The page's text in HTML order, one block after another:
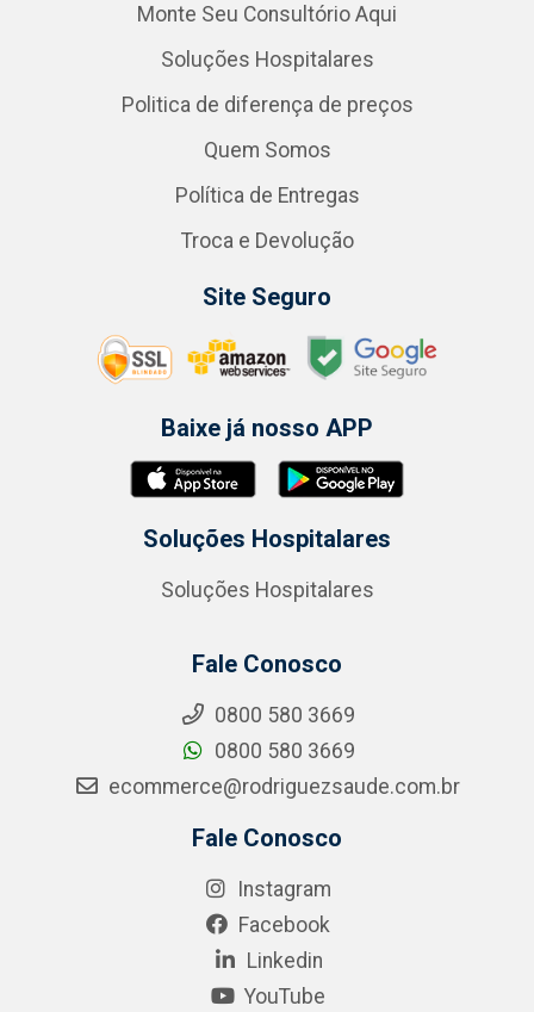
Monte Seu Consultório Aqui
Soluções Hospitalares
Politica de diferença de preços
Quem Somos
Política de Entregas
Troca e Devolução
Site Seguro
Baixe já nosso APP
Soluções Hospitalares
Soluções Hospitalares
Fale Conosco
0800 580 3669
0800 580 3669
ecommerce@rodriguezsaude.com.br
Fale Conosco
Instagram
Facebook
Linkedin
YouTube